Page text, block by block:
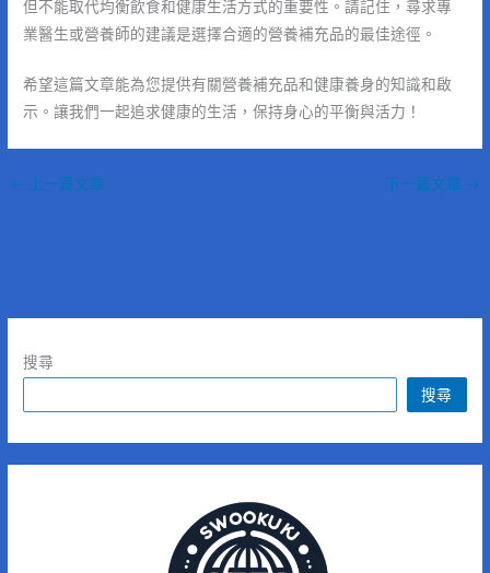
但不能取代均衡飲食和健康生活方式的重要性。請記住，尋求專
業醫生或營養師的建議是選擇合適的營養補充品的最佳途徑。
希望這篇文章能為您提供有關營養補充品和健康養身的知識和啟
示。讓我們一起追求健康的生活，保持身心的平衡與活力！
← 上一篇文章 下一篇文章 →
搜尋
搜尋